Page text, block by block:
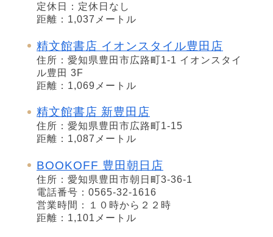
定休日：定休日なし
距離：1,037メートル
精文館書店 イオンスタイル豊田店
住所：愛知県豊田市広路町1-1 イオンスタイ
ル豊田 3F
距離：1,069メートル
精文館書店 新豊田店
住所：愛知県豊田市広路町1-15
距離：1,087メートル
BOOKOFF 豊田朝日店
住所：愛知県豊田市朝日町3-36-1
電話番号：0565-32-1616
営業時間：１０時から２２時
距離：1,101メートル